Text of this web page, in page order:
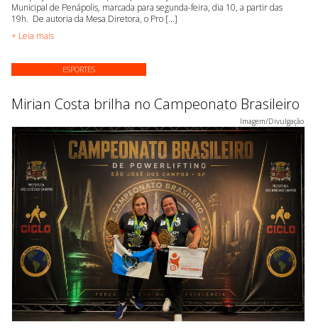
Municipal de Penápolis, marcada para segunda-feira, dia 10, a partir das
19h. De autoria da Mesa Diretora, o Pro [...]
+ Leia mais
ESPORTES
Mirian Costa brilha no Campeonato Brasileiro
Imagem/Divulgação